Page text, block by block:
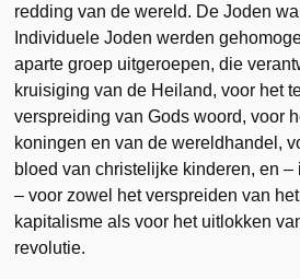
redding van de wereld. De Joden
Individuele Joden werden
aparte groep uitgeroepen, die
kruisiging van de Heiland, voor het
verspreiding van Gods woord, voor
koningen en van de wereldhandel,
bloed van christelijke kinderen, en –
– voor zowel het verspreiden van
kapitalisme als voor het uitlokken
revolutie.